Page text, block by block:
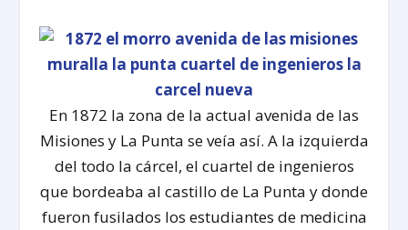
En 1872 la zona de la actual avenida de las
Misiones y La Punta se veía así. A la izquierda
del todo la cárcel, el cuartel de ingenieros
que bordeaba al castillo de La Punta y donde
fueron fusilados los estudiantes de medicina